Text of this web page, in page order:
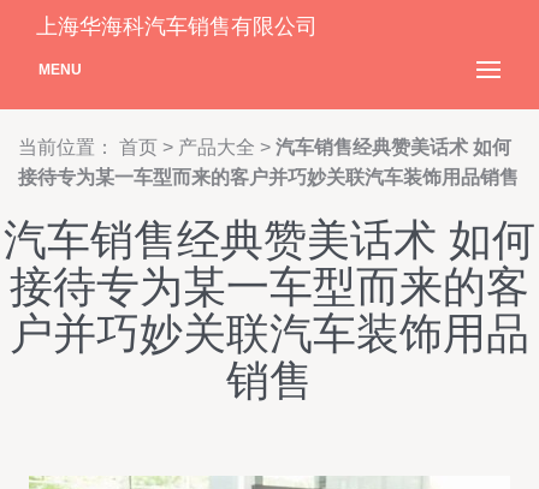
上海华海科汽车销售有限公司
MENU
当前位置： 首页 > 产品大全 > 汽车销售经典赞美话术 如何
接待专为某一车型而来的客户并巧妙关联汽车装饰用品销售
汽车销售经典赞美话术 如何
接待专为某一车型而来的客
户并巧妙关联汽车装饰用品
销售